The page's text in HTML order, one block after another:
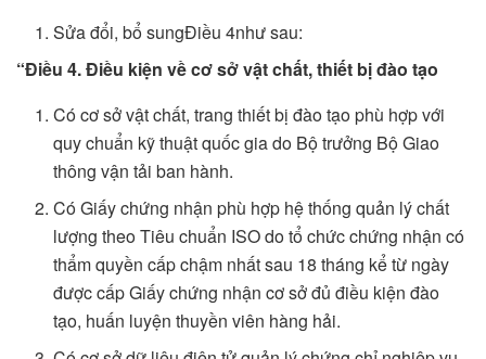
Sửa đổi, bổ sungĐiều 4như sau:
“Điều 4. Điều kiện về cơ sở vật chất, thiết bị đào tạo
Có cơ sở vật chất, trang thiết bị đào tạo phù hợp với
quy chuẩn kỹ thuật quốc gia do Bộ trưởng Bộ Giao
thông vận tải ban hành.
Có Giấy chứng nhận phù hợp hệ thống quản lý chất
lượng theo Tiêu chuẩn ISO do tổ chức chứng nhận có
thẩm quyền cấp chậm nhất sau 18 tháng kể từ ngày
được cấp Giấy chứng nhận cơ sở đủ điều kiện đào
tạo, huấn luyện thuyền viên hàng hải.